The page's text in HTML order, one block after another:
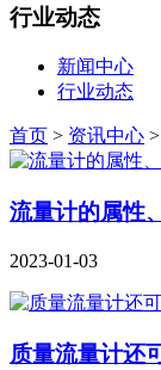
行业动态
新闻中心
行业动态
首页 > 资讯中心 >
流量计的属性
2023-01-03
质量流量计还